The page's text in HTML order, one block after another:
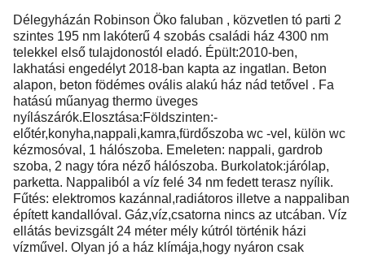
Délegyházán Robinson Öko faluban , közvetlen tó parti 2
szintes 195 nm lakóterű 4 szobás családi ház 4300 nm
telekkel első tulajdonostól eladó. Épült:2010-ben,
lakhatási engedélyt 2018-ban kapta az ingatlan. Beton
alapon, beton födémes ovális alakú ház nád tetővel . Fa
hatású műanyag thermo üveges
nyílászárók.Elosztása:Földszinten:-
előtér,konyha,nappali,kamra,fürdőszoba wc -vel, külön wc
kézmosóval, 1 hálószoba. Emeleten: nappali, gardrob
szoba, 2 nagy tóra néző hálószoba. Burkolatok:járólap,
parketta. Nappaliból a víz felé 34 nm fedett terasz nyílik.
Fűtés: elektromos kazánnal,radiátoros illetve a nappaliban
épített kandallóval. Gáz,víz,csatorna nincs az utcában. Víz
ellátás bevizsgált 24 méter mély kútról történik házi
vízművel. Olyan jó a ház klímája,hogy nyáron csak